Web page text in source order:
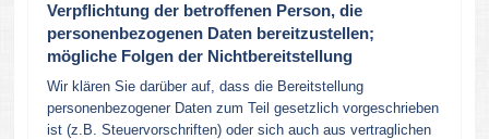
Verpflichtung der betroffenen Person, die
personenbezogenen Daten bereitzustellen;
mögliche Folgen der Nichtbereitstellung
Wir klären Sie darüber auf, dass die Bereitstellung
personenbezogener Daten zum Teil gesetzlich vorgeschrieben
ist (z.B. Steuervorschriften) oder sich auch aus vertraglichen